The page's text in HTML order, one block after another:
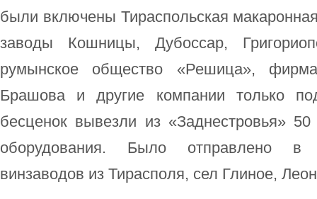
были включены Тираспольская
заводы Кошницы, Дубоссар,
румынское общество «Решица»,
Брашова и другие компании только
бесценок вывезли из «Заднестровья»
оборудования. Было отправлено в
винзаводов из Тирасполя, сел Глиное,